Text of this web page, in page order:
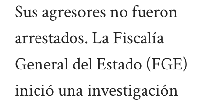
Sus agresores no fueron
arrestados. La Fiscalía
General del Estado (FGE)
inició una investigación